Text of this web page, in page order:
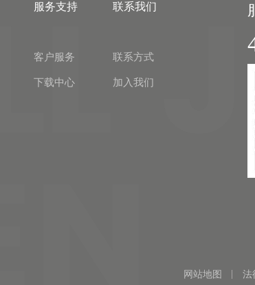
服务支持
客户服务
下载中心
联系我们
联系方式
加入我们
网站地图 法